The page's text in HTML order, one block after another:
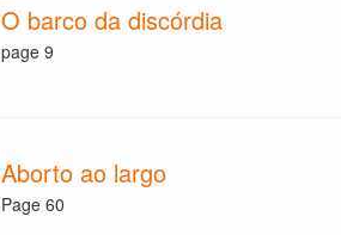
O barco da discórdia
page 9
Aborto ao largo
Page 60